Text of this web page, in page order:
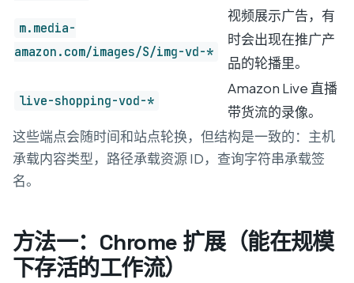
m.media-
amazon.com/images/S/img-vd-*
视频展示广告，有
时会出现在推广产
品的轮播里。
live-shopping-vod-*
Amazon Live 直播
带货流的录像。
这些端点会随时间和站点轮换，但结构是一致的：主机
承载内容类型，路径承载资源 ID，查询字符串承载签
名。
方法一：Chrome 扩展（能在规模
下存活的工作流）